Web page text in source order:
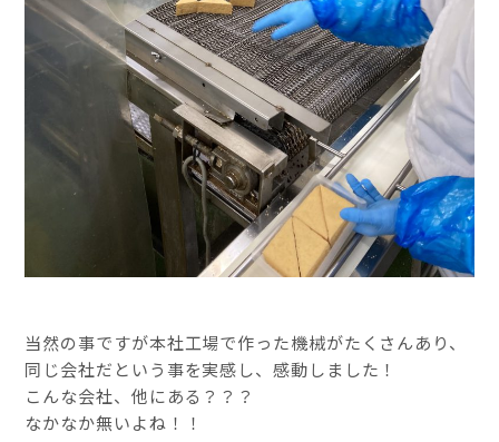
当然の事ですが本社工場で作った機械がたくさんあり、
同じ会社だという事を実感し、感動しました！
こんな会社、他にある？？？
なかなか無いよね！！